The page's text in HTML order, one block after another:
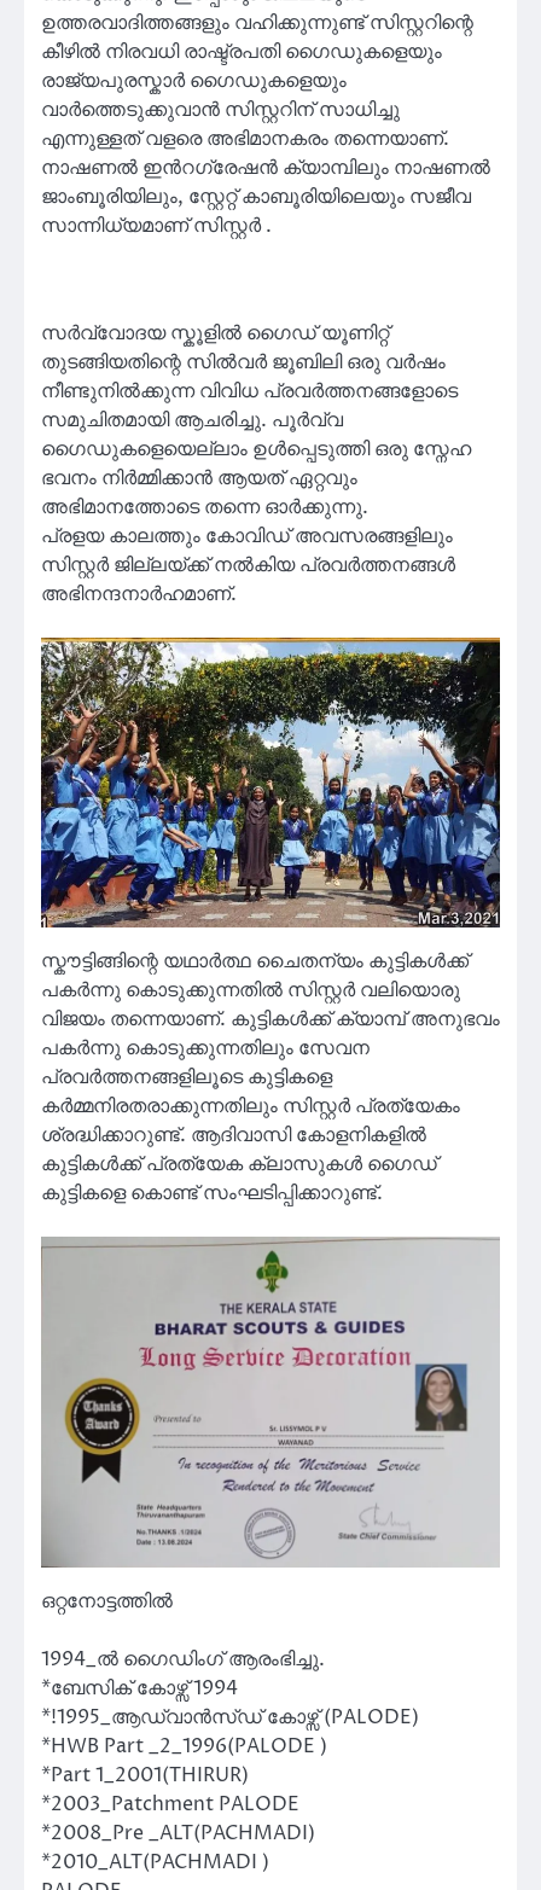
ഉത്തരവാദിത്തങ്ങളും വഹിക്കുന്നുണ്ട് സിസ്റ്ററിന്റെ
കീഴിൽ നിരവധി രാഷ്ട്രപതി ഗൈഡുകളെയും
രാജ്യപുരസ്കാർ ഗൈഡുകളെയും
വാർത്തെടുക്കുവാൻ സിസ്റ്ററിന് സാധിച്ചു
എന്നുള്ളത് വളരെ അഭിമാനകരം തന്നെയാണ്.
നാഷണൽ ഇൻറഗ്രേഷൻ ക്യാമ്പിലും നാഷണൽ
ജാംബൂരിയിലും, സ്റ്റേറ്റ് കാബൂരിയിലെയും സജീവ
സാന്നിധ്യമാണ് സിസ്റ്റർ .
സർവ്വോദയ സ്കൂളിൽ ഗൈഡ് യൂണിറ്റ്
തുടങ്ങിയതിന്റെ സിൽവർ ജൂബിലി ഒരു വർഷം
നീണ്ടുനിൽക്കുന്ന വിവിധ പ്രവർത്തനങ്ങളോടെ
സമുചിതമായി ആചരിച്ചു. പൂർവ്വ
ഗൈഡുകളെയെല്ലാം ഉൾപ്പെടുത്തി ഒരു സ്നേഹ
ഭവനം നിർമ്മിക്കാൻ ആയത് ഏറ്റവും
അഭിമാനത്തോടെ തന്നെ ഓർക്കുന്നു.
പ്രളയ കാലത്തും കോവിഡ് അവസരങ്ങളിലും
സിസ്റ്റർ ജില്ലയ്ക്ക് നൽകിയ പ്രവർത്തനങ്ങൾ
അഭിനന്ദനാർഹമാണ്.
സ്കൗട്ടിങ്ങിന്റെ യഥാർത്ഥ ചൈതന്യം കുട്ടികൾക്ക്
പകർന്നു കൊടുക്കുന്നതിൽ സിസ്റ്റർ വലിയൊരു
വിജയം തന്നെയാണ്. കുട്ടികൾക്ക് ക്യാമ്പ് അനുഭവം
പകർന്നു കൊടുക്കുന്നതിലും സേവന
പ്രവർത്തനങ്ങളിലൂടെ കുട്ടികളെ
കർമ്മനിരതരാക്കുന്നതിലും സിസ്റ്റർ പ്രത്യേകം
ശ്രദ്ധിക്കാറുണ്ട്. ആദിവാസി കോളനികളിൽ
കുട്ടികൾക്ക് പ്രത്യേക ക്ലാസുകൾ ഗൈഡ്
കുട്ടികളെ കൊണ്ട് സംഘടിപ്പിക്കാറുണ്ട്.
ഒറ്റനോട്ടത്തിൽ
1994_ൽ ഗൈഡിംഗ് ആരംഭിച്ചു.
*ബേസിക് കോഴ്സ് 1994
*!1995_ആഡ്വാൻസ്ഡ് കോഴ്സ് (PALODE)
*HWB Part _2_1996(PALODE )
*Part 1_2001(THIRUR)
*2003_Patchment PALODE
*2008_Pre _ALT(PACHMADI)
*2010_ALT(PACHMADI )